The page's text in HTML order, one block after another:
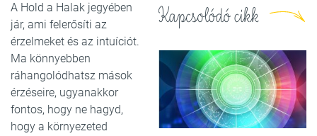
Kapcsolódó cikk
A Hold a Halak jegyében
jár, ami felerősíti az
érzelmeket és az intuíciót.
Ma könnyebben
ráhangolódhatsz mások
érzéseire, ugyanakkor
fontos, hogy ne hagyd,
hogy a környezeted